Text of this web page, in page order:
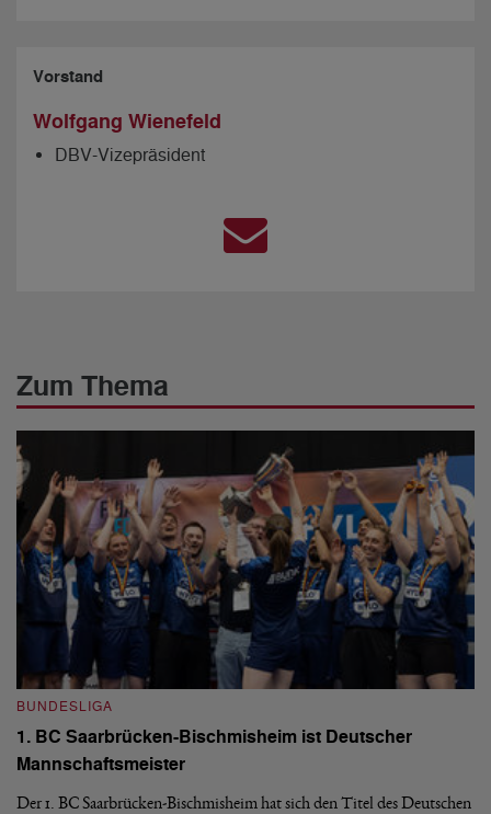
Vorstand
Wolfgang Wienefeld
DBV-Vizepräsident
Zum Thema
BUNDESLIGA
1. BC Saarbrücken-Bischmisheim ist Deutscher
Mannschaftsmeister
Der 1. BC Saarbrücken-Bischmisheim hat sich den Titel des Deutschen